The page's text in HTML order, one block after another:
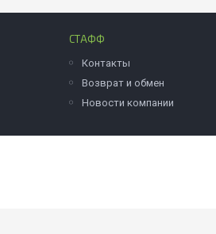
СТАФФ
Контакты
Возврат и обмен
Новости компании